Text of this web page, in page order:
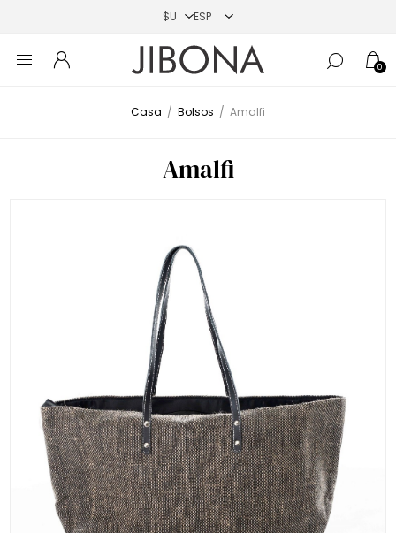
0
Casa / Bolsos / Amalfi
Amalfi